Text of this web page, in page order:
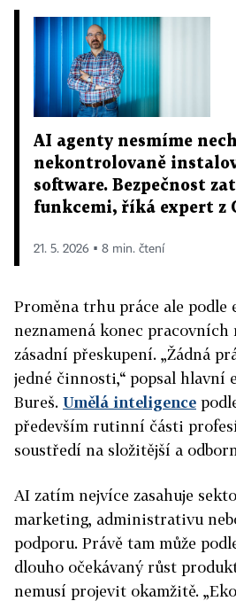
AI agenty nesmíme
nekontrolovaně
software. Bezpečnost
funkcemi, říká expert z
21. 5. 2026 ▪ 8 min. čtení
Proměna trhu práce ale podle
neznamená konec pracovních
zásadní přeskupení. „Žádná
jedné činnosti,“ popsal hlavní
Bureš. Umělá inteligence
především rutinní části
soustředí na složitější a
AI zatím nejvíce zasahuje
marketing, administrativu
podporu. Právě tam může
dlouho očekávaný růst
nemusí projevit okamžitě.